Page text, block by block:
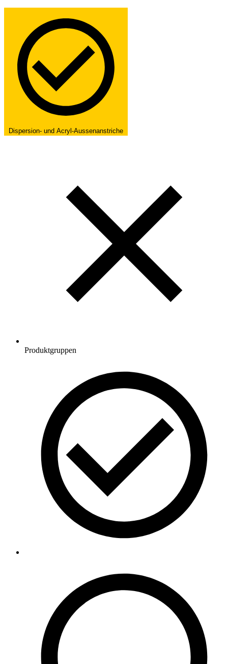
Dispersion- und Acryl-Aussenanstriche
Produktgruppen